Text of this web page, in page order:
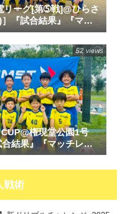
リーグ[第➄戦]@ひらさ
『試合結果』『マッ
画』
権現堂公園1号
結果』『マッチレポ
52 views
戦術